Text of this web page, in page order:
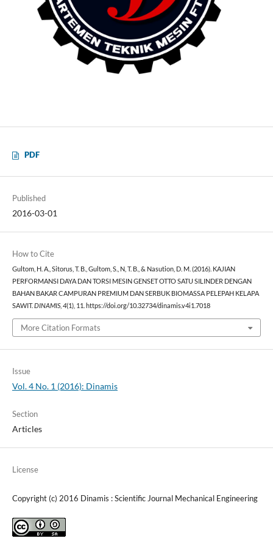
PDF
Published
2016-03-01
How to Cite
Gultom, H. A., Sitorus, T. B., Gultom, S., N, T. B., & Nasution, D. M. (2016). KAJIAN
PERFORMANSI DAYA DAN TORSI MESIN GENSET OTTO SATU SILINDER DENGAN
BAHAN BAKAR CAMPURAN PREMIUM DAN SERBUK BIOMASSA PELEPAH KELAPA
SAWIT.DINAMIS, 4(1), 11. https://doi.org/10.32734/dinamis.v4i1.7018
More Citation Formats
Issue
Vol. 4 No. 1 (2016): Dinamis
Section
Articles
License
Copyright (c) 2016 Dinamis : Scientific Journal Mechanical Engineering